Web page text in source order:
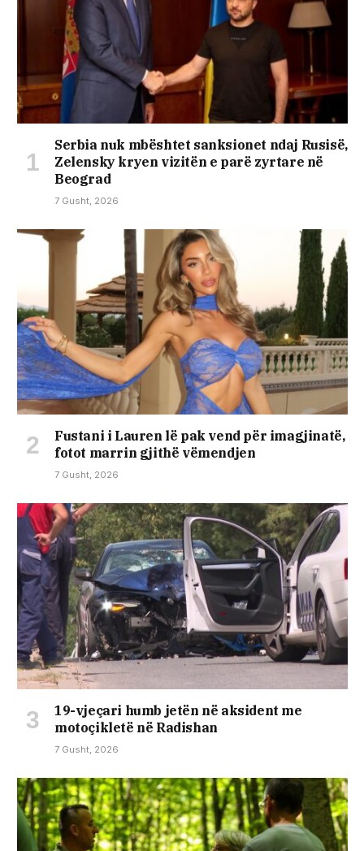
Serbia nuk mbështet sanksionet ndaj Rusisë,
Zelensky kryen vizitën e parë zyrtare në
Beograd
7 Gusht, 2026
Fustani i Lauren lë pak vend për imagjinatë,
fotot marrin gjithë vëmendjen
7 Gusht, 2026
19-vjeçari humb jetën në aksident me
motoçikletë në Radishan
7 Gusht, 2026